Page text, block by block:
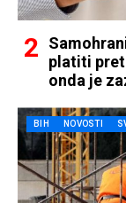
platiti
onda je
BIH NOVOSTI